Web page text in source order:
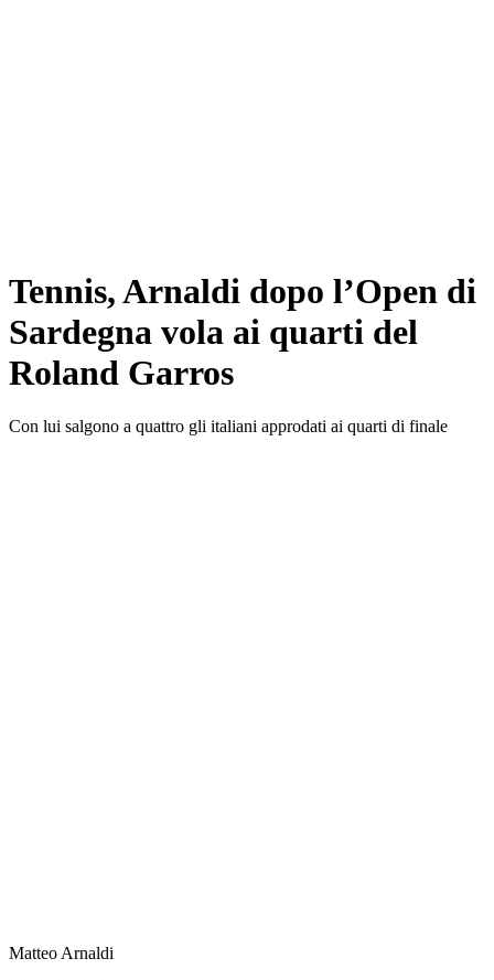
Tennis, Arnaldi dopo l’Open di
Sardegna vola ai quarti del
Roland Garros
Con lui salgono a quattro gli italiani approdati ai quarti di finale
Matteo Arnaldi